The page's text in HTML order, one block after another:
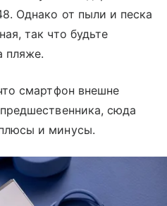
Однако от пыли и песка
так что будьте
пляже.
смартфон внешне
сюда
и минусы.